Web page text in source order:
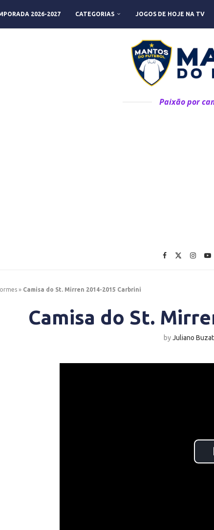
2026-2027 CATEGORIAS JOGOS DE HOJE NA TV
Paixão por
» Camisa do St. Mirren 2014-2015 Carbrini
Camisa do St.
byJuliano